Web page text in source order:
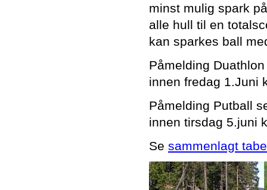
minst mulig spark
alle hull til en
kan sparkes ball
Påmelding
innen fredag 1.Juni
Påmelding Putball
innen tirsdag 5.juni
Se sammenlagt